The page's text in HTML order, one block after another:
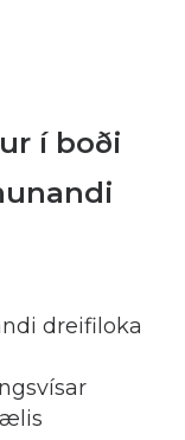
í boði
dreifiloka